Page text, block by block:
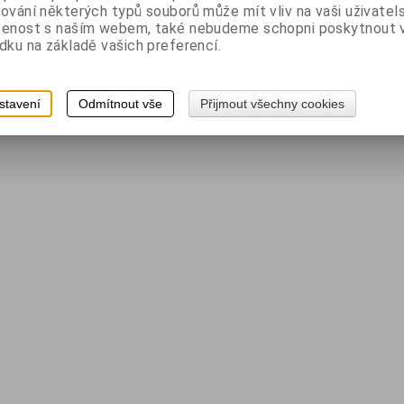
některých typů souborů může mít vliv na vaši
s naším webem, také nebudeme schopni poskytnout
na základě vašich preferencí.
Odmítnout vše Přijmout všechny cookies